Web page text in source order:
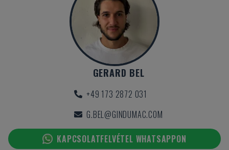
GERARD BEL
+49 173 2872 031
G.BEL@GINDUMAC.COM
KAPCSOLATFELVÉTEL WHATSAPPON